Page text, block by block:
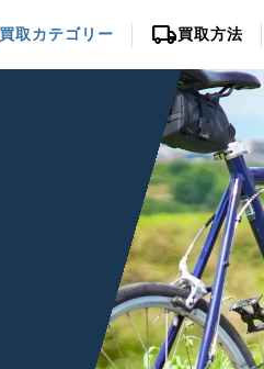
買取カテゴリー local_shipping買取方法